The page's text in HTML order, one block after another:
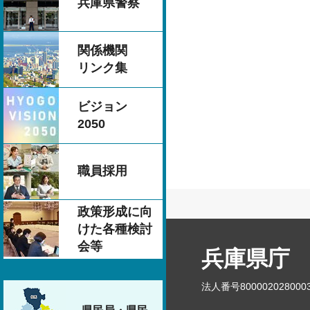
兵庫県警察
関係機関
リンク集
ビジョン
2050
職員採用
政策形成に向
けた各種検討
会等
兵庫県庁
法人番号